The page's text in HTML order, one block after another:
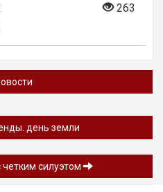
263
день земли
силуэтом